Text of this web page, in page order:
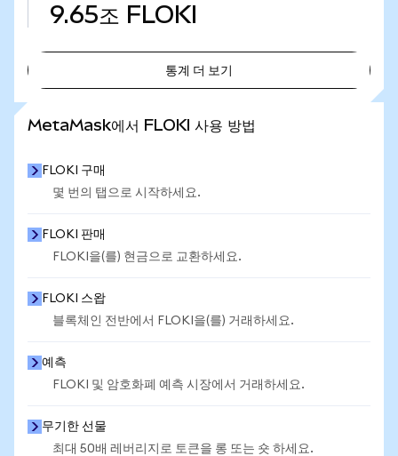
9.65조 FLOKI
통계 더 보기
MetaMask에서 FLOKI 사용 방법
FLOKI 구매
몇 번의 탭으로 시작하세요.
FLOKI 판매
FLOKI을(를) 현금으로 교환하세요.
FLOKI 스왑
블록체인 전반에서 FLOKI을(를) 거래하세요.
예측
FLOKI 및 암호화폐 예측 시장에서 거래하세요.
무기한 선물
최대 50배 레버리지로 토큰을 롱 또는 숏 하세요.